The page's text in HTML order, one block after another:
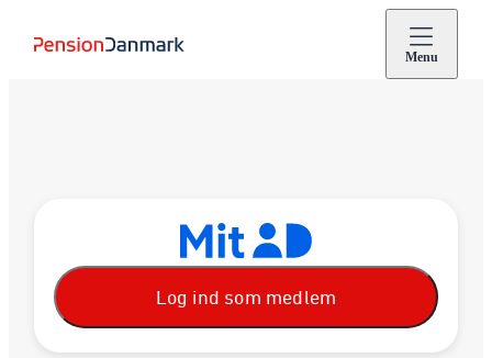
Menu
Log ind som medlem